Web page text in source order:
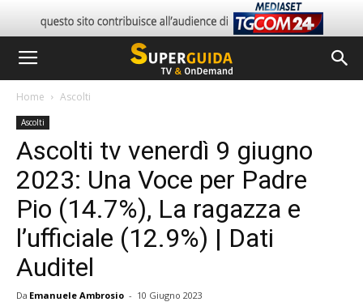
Home Ascolti
Ascolti
Ascolti tv venerdì 9 giugno
2023: Una Voce per Padre
Pio (14.7%), La ragazza e
l’ufficiale (12.9%) | Dati
Auditel
Da Emanuele Ambrosio - 10 Giugno 2023